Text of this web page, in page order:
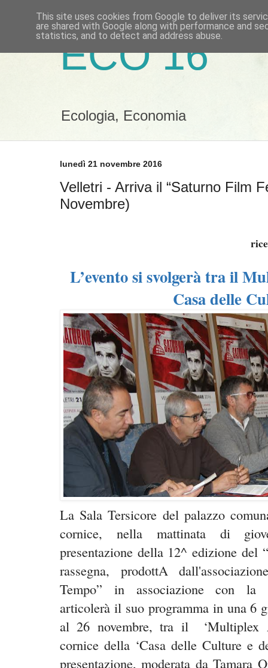
ECO 16
Ecologia, Economia
lunedì 21 novembre 2016
Velletri - Arriva il “Saturno Film
Novembre)
L’evento si svolgerà tra il
Casa delle
La Sala Tersicore del palazzo
cornice, nella mattinata di
presentazione della 12^ edizione del
rassegna, prodottA
Tempo” in associazione con la
articolerà il suo programma in una 6
al 26 novembre, tra il
‘Multiplex
cornice della ‘Casa delle Culture e
presentazione, moderata da Tamara
This site uses cookies from Google to deliver its
are shared with Google along with performance and
statistics, and to detect and address abuse.